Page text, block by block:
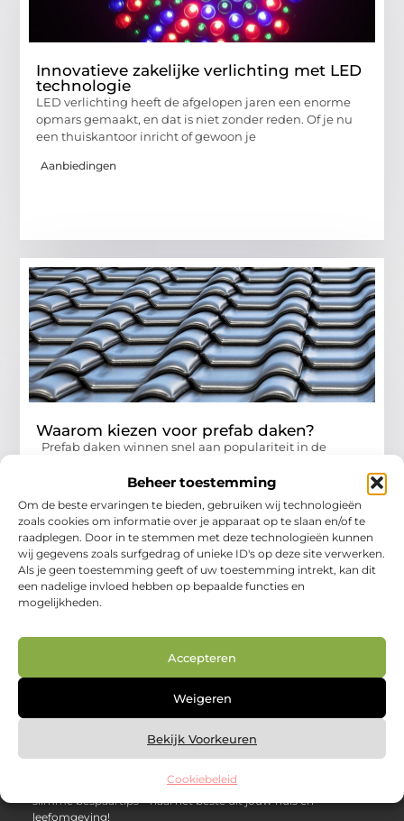
Beheer toestemming
Om de beste ervaringen te bieden, gebruiken wij technologieën
zoals cookies om informatie over je apparaat op te slaan en/of te
raadplegen. Door in te stemmen met deze technologieën kunnen
wij gegevens zoals surfgedrag of unieke ID's op deze site verwerken.
Als je geen toestemming geeft of uw toestemming intrekt, kan dit
een nadelige invloed hebben op bepaalde functies en
mogelijkheden.
Accepteren
Weigeren
Bekijk Voorkeuren
Cookiebeleid
Innovatieve zakelijke verlichting met LED
technologie
LED verlichting heeft de afgelopen jaren een enorme
opmars gemaakt, en dat is niet zonder reden. Of je nu
een thuiskantoor inricht of gewoon je
Aanbiedingen
Waarom kiezen voor prefab daken?
Prefab daken winnen snel aan populariteit in de
ontwikkelaars als huiseigenaren aanspreken. In dit
blogartikel onderzoek
Aanbiedingen
jouw woondromen te realiseren. Van interieurideeën tot
slimme bespaartips – haal het beste uit jouw huis en
leefomgeving!